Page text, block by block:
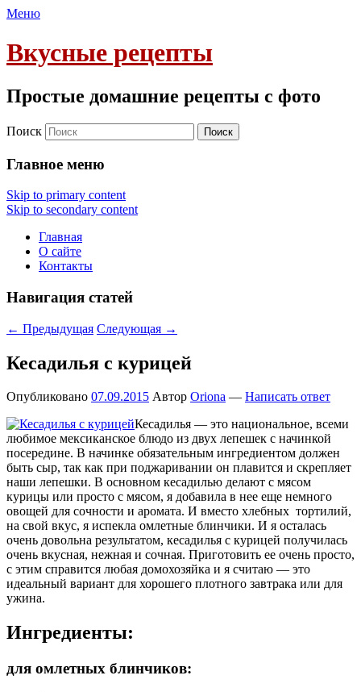
Меню
Вкусные рецепты
Простые домашние рецепты с фото
Поиск
Главное меню
Skip to primary content
Skip to secondary content
Главная
О сайте
Контакты
Навигация статей
← Предыдущая Следующая →
Кесадилья с курицей
Опубликовано 07.09.2015 Автор Oriona — Написать ответ
Кесадилья — это национальное, всеми
любимое мексиканское блюдо из двух лепешек с начинкой
посередине. В начинке обязательным ингредиентом должен
быть сыр, так как при поджаривании он плавится и скрепляет
наши лепешки. В основном кесадилью делают с мясом
курицы или просто с мясом, я добавила в нее еще немного
овощей для сочности и аромата. И вместо хлебных тортилий,
на свой вкус, я испекла омлетные блинчики. И я осталась
очень довольна результатом, кесадилья с курицей получилась
очень вкусная, нежная и сочная. Приготовить ее очень просто,
с этим справится любая домохозяйка и я считаю — это
идеальный вариант для хорошего плотного завтрака или для
ужина.
Ингредиенты:
для омлетных блинчиков: